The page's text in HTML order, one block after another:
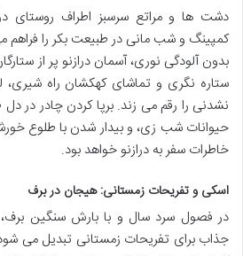
دشت ها و مراتع سرسبز اطراف روستای
کمپینگ و شب مانی در طبیعت بکر را
بدون آلودگی نوری، آسمان درازنو پر از
ستاره نگری و تماشای کهکشان راه
نشدنی را رقم می زند. برپا کردن چادر در
حیوانات شب زی، و بیدار شدن با طلوع
خاطرات سفر به درازنو خواهد بود.
اسکی و تفریحات زمستانی: هیجان در برف
در فصول سرد سال و با بارش سنگین
جذاب برای تفریحات زمستانی تبدیل می